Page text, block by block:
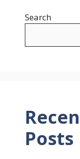
Search
Posts